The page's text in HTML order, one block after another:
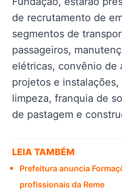
de recrutamento de
segmentos de
passageiros,
elétricas, convênio de
projetos e
limpeza, franquia de
de pastagem e
LEIA TAMBÉM
Prefeitura anuncia
profissionais da Reme